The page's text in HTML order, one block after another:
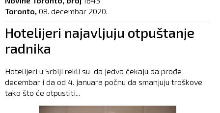
Toronto, 08. decembar 2020.
Hotelijeri najavljuju otpuštanje
radnika
Hotelijeri u Srbiji rekli su da jedva čekaju da prođe
decembar i da od 4. januara počnu da smanjuju troškove
tako što će otpustiti...